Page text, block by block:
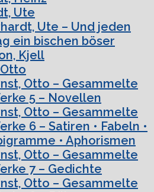
Ute
Ute – Und jeden
ein bischen böser
Kjell
Otto – Gesammelte
5 – Novellen
Otto – Gesammelte
6 – Satiren • Fabeln •
• Aphorismen
Otto – Gesammelte
7 – Gedichte
Otto – Gesammelte